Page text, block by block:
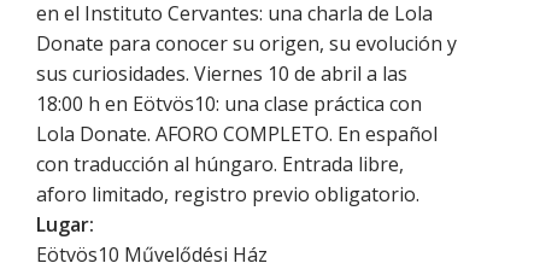
en el Instituto Cervantes: una charla de Lola
Donate para conocer su origen, su evolución y
sus curiosidades. Viernes 10 de abril a las
18:00 h en Eötvös10: una clase práctica con
Lola Donate. AFORO COMPLETO. En español
con traducción al húngaro. Entrada libre,
aforo limitado, registro previo obligatorio.
Lugar:
Eötvös10 Művelődési Ház